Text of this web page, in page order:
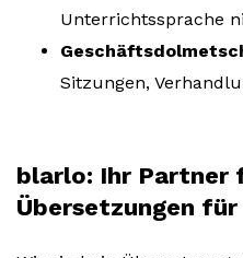
Unterrichtssprache
Sitzungen,
blarlo: Ihr Partner
Übersetzungen